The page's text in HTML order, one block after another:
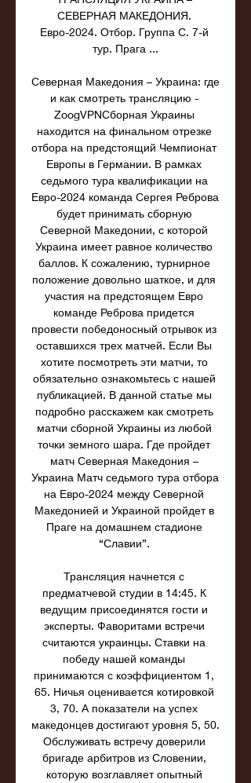
СЕВЕРНАЯ МАКЕДОНИЯ.
Евро-2024. Отбор. Группа С. 7-й
тур. Прага ...
Северная Македония – Украина: где
и как смотреть трансляцию -
ZoogVPNСборная Украины
находится на финальном отрезке
отбора на предстоящий Чемпионат
Европы в Германии. В рамках
седьмого тура квалификации на
Евро-2024 команда Сергея Реброва
будет принимать сборную
Северной Македонии, с которой
Украина имеет равное количество
баллов. К сожалению, турнирное
положение довольно шаткое, и для
участия на предстоящем Евро
команде Реброва придется
провести победоносный отрывок из
оставшихся трех матчей. Если Вы
хотите посмотреть эти матчи, то
обязательно ознакомьтесь с нашей
публикацией. В данной статье мы
подробно расскажем как смотреть
матчи сборной Украины из любой
точки земного шара. Где пройдет
матч Северная Македония –
Украина Матч седьмого тура отбора
на Евро-2024 между Северной
Македонией и Украиной пройдет в
Праге на домашнем стадионе
“Славии”.
Трансляция начнется с
предматчевой студии в 14:45. К
ведущим присоединятся гости и
эксперты. Фаворитами встречи
считаются украинцы. Ставки на
победу нашей команды
принимаются с коэффициентом 1,
65. Ничья оценивается котировкой
3, 70. А показатели на успех
македонцев достигают уровня 5, 50.
Обслуживать встречу доверили
бригаде арбитров из Словении,
которую возглавляет опытный